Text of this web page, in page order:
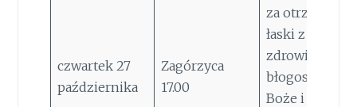
czwartek 27
października
Zagórzyca
17.00
za otrzymane
łaski z prośbą
zdrowie,
Boże i opiekę